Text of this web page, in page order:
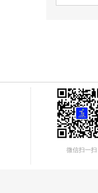
微信扫一扫